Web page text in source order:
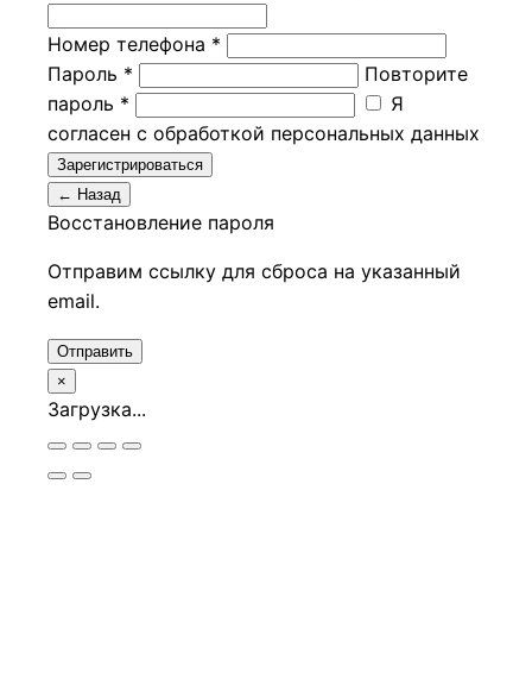
Номер телефона *
Пароль *
Повторите
пароль *
Я
согласен с обработкой персональных данных
Зарегистрироваться
← Назад
Восстановление пароля
Отправим ссылку для сброса на указанный
email.
Отправить
×
Загрузка...